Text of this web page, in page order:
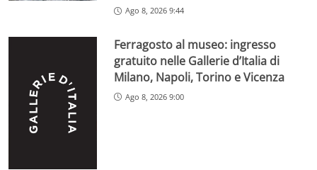
Ago 8, 2026 9:44
Ferragosto al museo: ingresso
gratuito nelle Gallerie d’Italia di
Milano, Napoli, Torino e Vicenza
Ago 8, 2026 9:00